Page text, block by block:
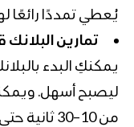
يُعطي تمددًا رائعًا
تمارين
يمكنكِ البدء
ليصبح أسهل.
من 10–30